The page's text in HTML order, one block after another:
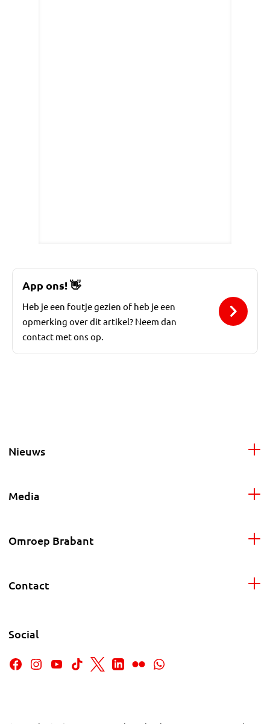
App ons!👋
Heb je een foutje gezien of heb je een
opmerking over dit artikel? Neem dan
contact met ons op.
Nieuws
Media
Omroep Brabant
Contact
Social